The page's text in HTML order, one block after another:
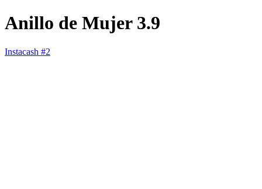
Anillo de Mujer 3.9
Instacash #2